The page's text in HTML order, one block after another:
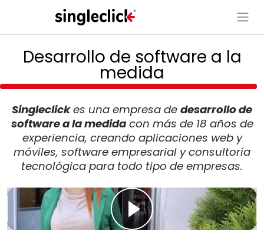
Desarrollo de software a la
medida
Singleclickes una empresa de desarrollo de
software a la medidacon más de 18 años de
experiencia, creando aplicaciones web y
móviles, software empresarial y consultoría
tecnológica para todo tipo de empresas.